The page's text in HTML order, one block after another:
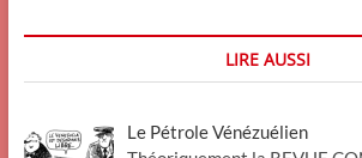
LIRE AUSSI
Le Pétrole Vénézuélien